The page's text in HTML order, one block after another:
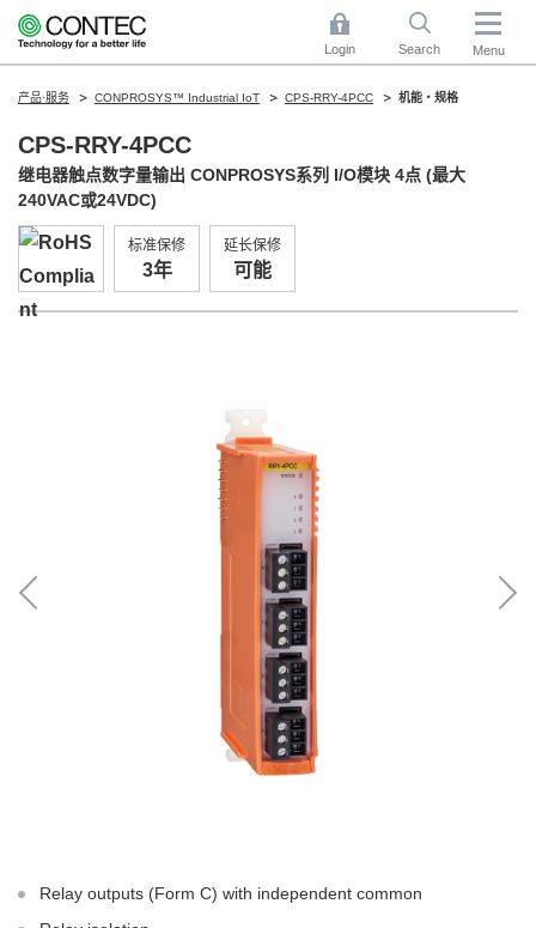
Login Search Menu
产品·服务 CONPROSYS™ Industrial IoT CPS-RRY-4PCC 机能・规格
CPS-RRY-4PCC
继电器触点数字量输出 CONPROSYS系列 I/O模块 4点 (最大
240VAC或24VDC)
标准保修
3年
延长保修
可能
Relay outputs (Form C) with independent common